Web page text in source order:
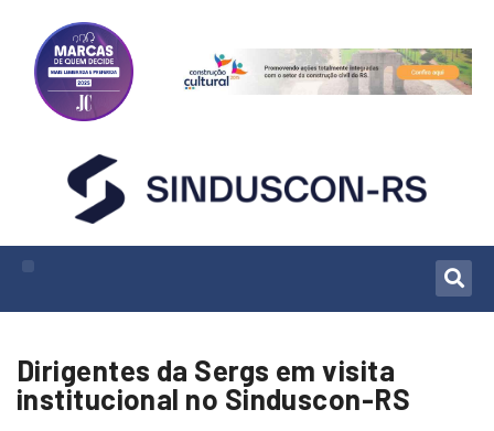
Dirigentes da Sergs em visita
institucional no Sinduscon-RS